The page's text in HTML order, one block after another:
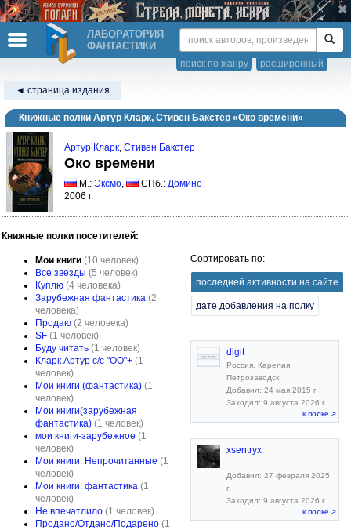
ЛАБОРАТОРИЯ
ФАНТАСТИКИ
расширенный
поиск по жанру
◄ страница издания
Книжные полки Артур Кларк, Стивен Бакстер «Око времени»
Артур Кларк, Стивен Бакстер
Око времени
М.: Эксмо, СПб.: Домино
2006 г.
Книжные полки посетителей:
Мои книги (10 человек)
Все звезды (5 человек)
Куплю (4 человека)
Зарубежная фантастика (2
человека)
Продаю (2 человека)
SF (1 человек)
Буду читать (1 человек)
Кларк Артур с/с "ОО"+ (1
человек)
Мои книги (фантастика) (1
человек)
Мои книги(зарубежная
фантастика) (1 человек)
мои книги-зарубежное (1
человек)
Мои книги. Непрочитанные (1
человек)
Мои книги: фантастика (1
человек)
Не впечатлило (1 человек)
Продано/Отдано/Подарено (1
Сортировать по:
последней активности на сайте
дате добавления на полку
digit
Россия, Карелия,
Петрозаводск
Добавил: 24 мая 2015 г.
Заходил: 9 августа 2026 г.
к полке >
xsentryx
Добавил: 27 февраля 2025
г.
Заходил: 9 августа 2026 г.
к полке >